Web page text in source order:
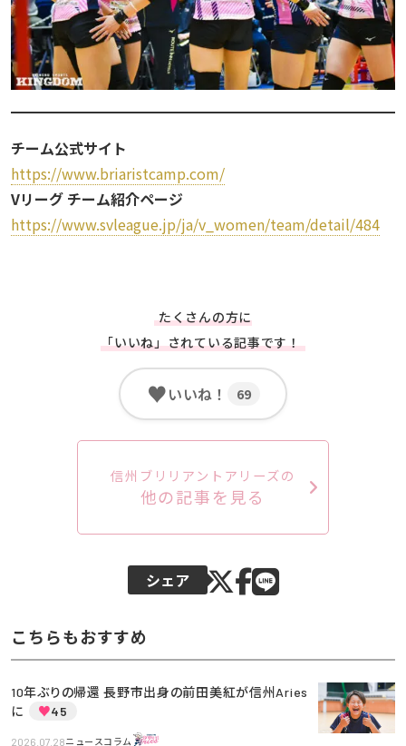
チーム公式サイト
https://www.briaristcamp.com/
Vリーグ チーム紹介ページ
https://www.svleague.jp/ja/v_women/team/detail/484
たくさんの方に
「いいね」されている記事です！
♥いいね！ 69
信州ブリリアントアリーズの
他の記事を見る
シェア
こちらもおすすめ
10年ぶりの帰還 長野市出身の前田美紅が信州Aries
に
♥45
2026.07.28ニュースコラム